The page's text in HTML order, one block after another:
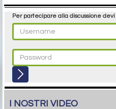
Per partecipare alla discussione
I NOSTRI VIDEO